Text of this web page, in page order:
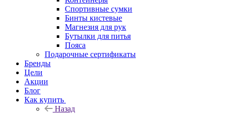
Спортивные сумки
Бинты кистевые
Магнезия для рук
Бутылки для питья
Пояса
Подарочные сертификаты
Бренды
Цели
Акции
Блог
Как купить
Назад